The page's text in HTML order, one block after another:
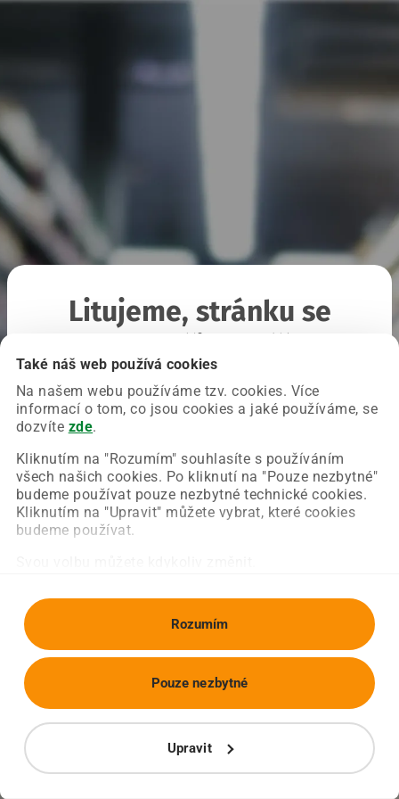
Také náš web používá cookies
Na našem webu používáme tzv. cookies. Více
informací o tom, co jsou cookies a jaké používáme, se
dozvíte zde.
Kliknutím na "Rozumím" souhlasíte s používáním
všech našich cookies. Po kliknutí na "Pouze nezbytné"
budeme používat pouze nezbytné technické cookies.
Kliknutím na "Upravit" můžete vybrat, které cookies
budeme používat.
Rozumím
Upravit
Pouze nezbytné
Litujeme, stránku se
Chyba nastala na naší straně a už ji opravujeme.
Zkuste prosím znovu načíst požadovanou stránku.
Obnovit stránku Úvodní strana